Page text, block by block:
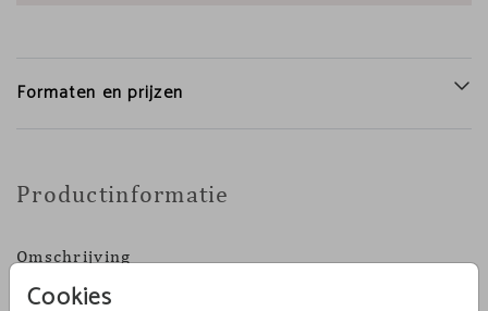
Cookies
Formaten en prijzen
Productinformatie
Omschrijving
Prachtige wenskaart om iemand een hart onder de